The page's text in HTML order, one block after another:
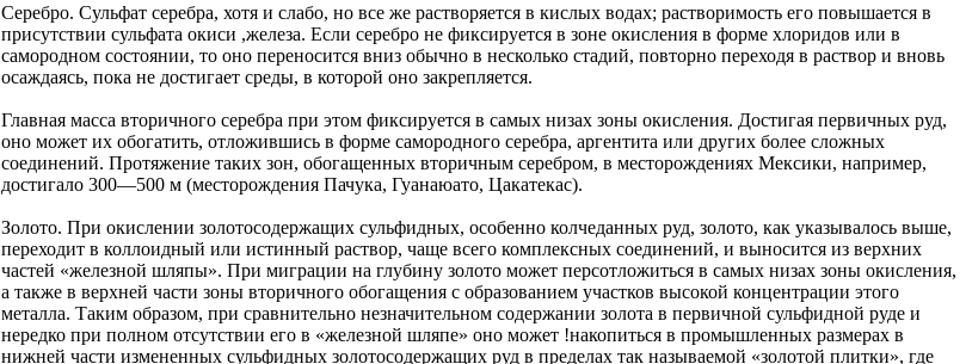
Серебро. Сульфат серебра, хотя и слабо, но все же растворяется в кислых водах; растворимость его повышается в
присутствии сульфата окиси ,железа. Если серебро не фиксируется в зоне окисления в форме хлоридов или в
самородном состоянии, то оно переносится вниз обычно в несколько стадий, повторно переходя в раствор и вновь
осаждаясь, пока не достигает среды, в которой оно закрепляется.
Главная масса вторичного серебра при этом фиксируется в самых низах зоны окисления. Достигая первичных руд,
оно может их обогатить, отложившись в форме самородного серебра, аргентита или других более сложных
соединений. Протяжение таких зон, обогащенных вторичным серебром, в месторождениях Мексики, например,
достигало 300—500 м (месторождения Пачука, Гуанаюато, Цакатекас).
Золото. При окислении золотосодержащих сульфидных, особенно колчеданных руд, золото, как указывалось выше,
переходит в коллоидный или истинный раствор, чаще всего комплексных соединений, и выносится из верхних
частей «железной шляпы». При миграции на глубину золото может персотложиться в самых низах зоны окисления,
а также в верхней части зоны вторичного обогащения с образованием участков высокой концентрации этого
металла. Таким образом, при сравнительно незначительном содержании золота в первичной сульфидной руде и
нередко при полном отсутствии его в «железной шляпе» оно может !накопиться в промышленных размерах в
нижней части измененных сульфидных золотосодержащих руд в пределах так называемой «золотой плитки», где